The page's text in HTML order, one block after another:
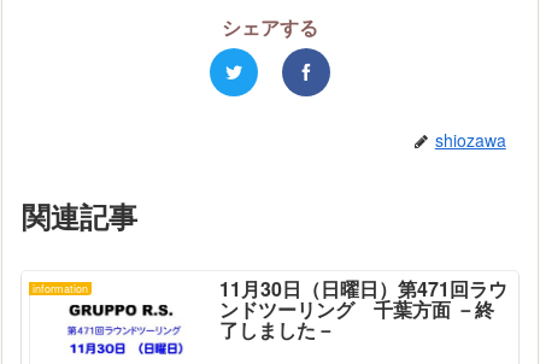
シェアする
shiozawa
関連記事
information 11月30日（日曜日）第471回ラウ
ンドツーリング 千葉方面 －終
了しました－